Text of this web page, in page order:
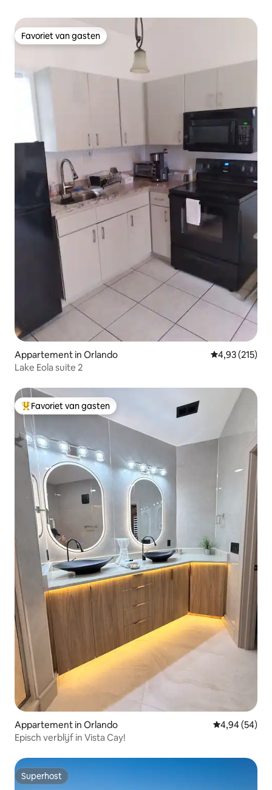
Favoriet van gasten
Favoriet van gasten
Appartement in Orlando Gemiddelde
4,93 (215)
Lake Eola suite 2
Topfavoriet van gasten
Favoriet van gasten
Appartement in Orlando Gemiddelde
4,94 (54)
Episch verblijf in Vista Cay!
Superhost
Superhost